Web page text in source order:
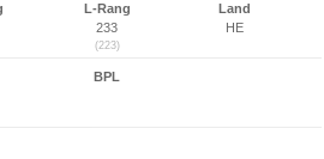
L-Rang
233
(223)
Land
HE
BPL